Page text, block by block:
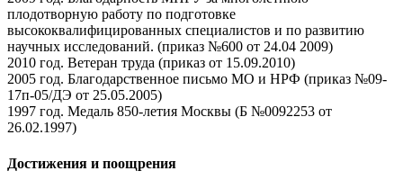
плодотворную работу по подготовке
высококвалифицированных специалистов и по развитию
научных исследований. (приказ №600 от 24.04 2009)
2010 год. Ветеран труда (приказ от 15.09.2010)
2005 год. Благодарственное письмо МО и НРФ (приказ №09-
17п-05/ДЭ от 25.05.2005)
1997 год. Медаль 850-летия Москвы (Б №0092253 от
26.02.1997)
Достижения и поощрения